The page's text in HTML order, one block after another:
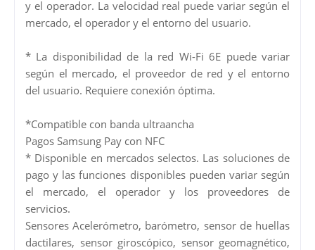
y el operador. La velocidad real puede variar según el
mercado, el operador y el entorno del usuario.
* La disponibilidad de la red Wi-Fi 6E puede variar
según el mercado, el proveedor de red y el entorno
del usuario. Requiere conexión óptima.
*Compatible con banda ultraancha
Pagos Samsung Pay con NFC
* Disponible en mercados selectos. Las soluciones de
pago y las funciones disponibles pueden variar según
el mercado, el operador y los proveedores de
servicios.
Sensores Acelerómetro, barómetro, sensor de huellas
dactilares, sensor giroscópico, sensor geomagnético,